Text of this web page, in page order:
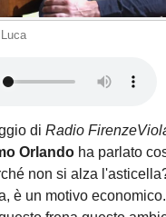
di Radio
Orlando ha parlato
non si alza
è un motivo